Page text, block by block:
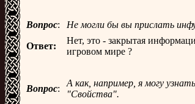
Вопрос: Не могли бы вы прислать
Ответ:
Нет, это - закрытая
игровом мире ?
Вопрос:
А как, например, я могу
"Свойства".